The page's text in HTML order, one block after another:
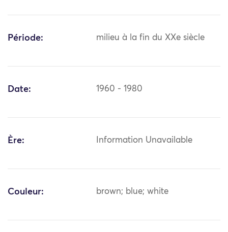
Période: milieu à la fin du XXe siècle
Date: 1960 - 1980
Ère: Information Unavailable
Couleur: brown; blue; white